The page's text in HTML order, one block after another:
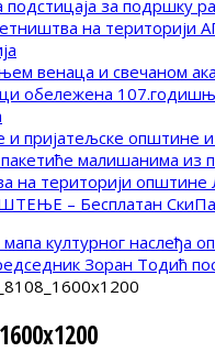
за подршку
на територији
венаца и свечаном
обележена
и пријатељске општине
малишанима из
на територији општине
– Бесплатан
Зоран Тодић